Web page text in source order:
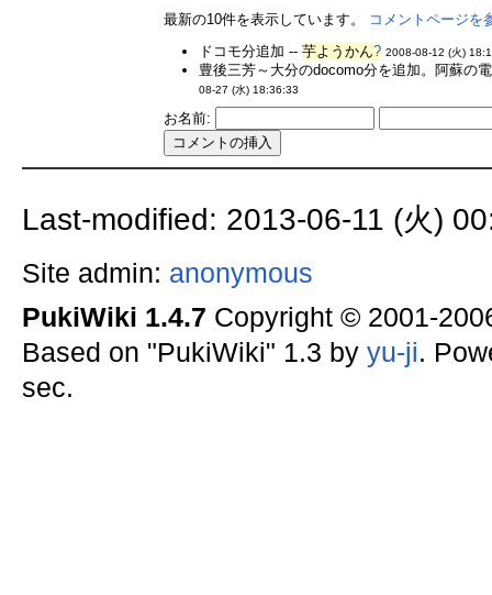
最新の10件を表示しています。
コメントページを
ドコモ分追加 --芋ようかん? 2008-08-12 (火)
豊後三芳～大分のdocomo分を追加。阿蘇の
08-27 (水) 18:36:33
お名前:
Last-modified: 2013-06-11 (火)
Site admin: anonymous
PukiWiki 1.4.7 Copyright © 2001-
Based on "PukiWiki" 1.3 by yu-ji.
sec.